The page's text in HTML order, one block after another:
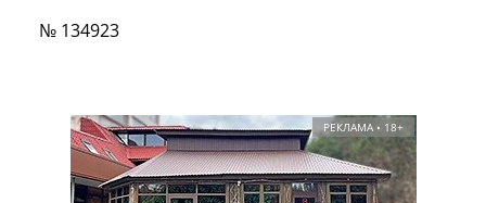
№ 134923
РЕКЛАМА • 18+